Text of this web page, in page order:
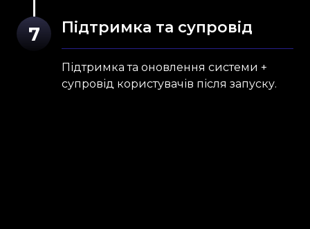
7 Підтримка та супровід
Підтримка та оновлення системи +
супровід користувачів після запуску.